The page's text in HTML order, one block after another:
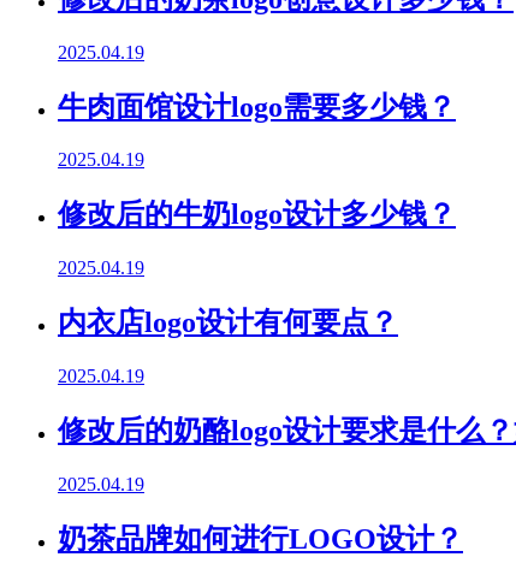
2025.04.19
牛肉面馆设计logo需要多少钱？
2025.04.19
修改后的牛奶logo设计多少钱？
2025.04.19
内衣店logo设计有何要点？
2025.04.19
修改后的奶酪logo设计要求是什么
2025.04.19
奶茶品牌如何进行LOGO设计？